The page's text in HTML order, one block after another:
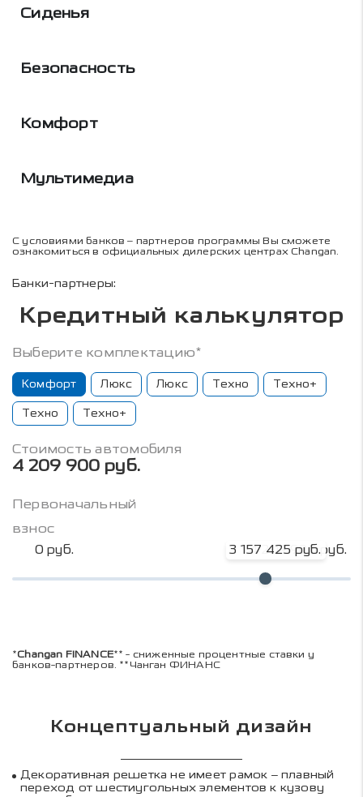
Сиденья
Безопасность
Комфорт
Мультимедиа
С условиями банков – партнеров программы Вы сможете
ознакомиться в официальных дилерских центрах Changan.
Банки-партнеры:
Кредитный калькулятор
Выберите комплектацию*
Комфорт Люкс Люкс Техно Техно+
Техно Техно+
Стоимость автомобиля
4 209 900 руб.
Первоначальный
взнос
0 руб. 3 157 425 руб.
4 209 900 руб.
*Changan FINANCE** - сниженные процентные ставки у
банков-партнеров. **Чанган ФИНАНС
Концептуальный дизайн
Декоративная решетка не имеет рамок – плавный
переход от шестиугольных элементов к кузову